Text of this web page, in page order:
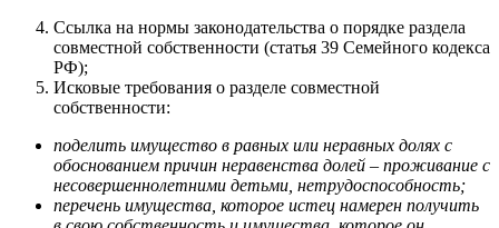
Ссылка на нормы законодательства о порядке раздела
совместной собственности (статья 39 Семейного кодекса
РФ);
Исковые требования о разделе совместной
собственности:
поделить имущество в равных или неравных долях с
обоснованием причин неравенства долей – проживание с
несовершеннолетними детьми, нетрудоспособность;
перечень имущества, которое истец намерен получить